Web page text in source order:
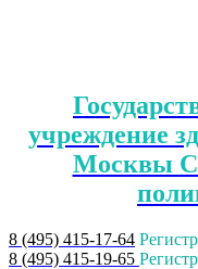
учреждение
Москвы
8 (495) 415-17-64
8 (495) 415-19-65